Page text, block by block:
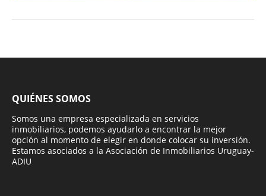
QUIÉNES SOMOS
Somos una empresa especializada en servicios
inmobiliarios, podemos ayudarlo a encontrar la mejor
opción al momento de elegir en donde colocar su inversión.
Estamos asociados a la Asociación de Inmobiliarios Uruguay-
ADIU